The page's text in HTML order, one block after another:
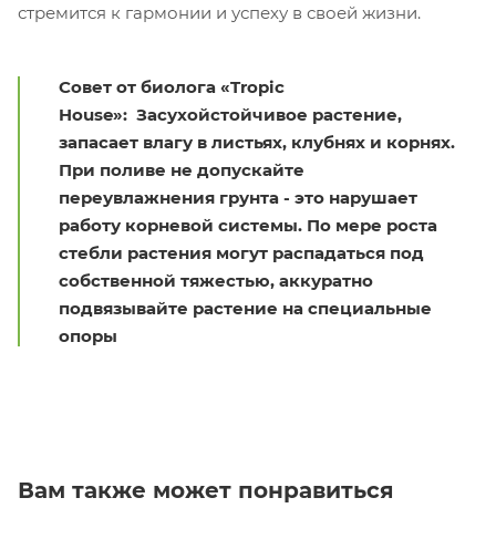
стремится к гармонии и успеху в своей жизни.
Совет от биолога «Tropic
House»: Засухойстойчивое растение,
запасает влагу в листьях, клубнях и корнях.
При поливе не допускайте
переувлажнения грунта - это нарушает
работу корневой системы. По мере роста
стебли растения могут распадаться под
собственной тяжестью, аккуратно
подвязывайте растение на специальные
опоры
Вам также может понравиться